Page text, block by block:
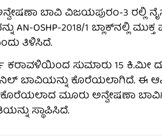
ಬಾವಿ ವಿಜಯಪುರಂ-3 ರಲ್ಲಿ
AN-OSHP-2018/1 ಬ್ಲಾಕ್‌ನಲ್ಲಿ
ತಿಳಿಸಿದೆ.
ಸುಮಾರು 15 ಕಿ.ಮೀ
ಬಾವಿಯನ್ನು ಕೊರೆಯಲಾಗಿದೆ. ಈ
ಮೂರು ಅನ್ವೇಷಣಾ
ಸ್ಥಾಪಿಸಿದೆ.